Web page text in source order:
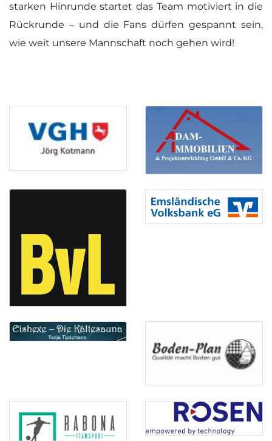
starken Hinrunde startet das Team motiviert in die
Rückrunde – und die Fans dürfen gespannt sein,
wie weit unsere Mannschaft noch gehen wird!